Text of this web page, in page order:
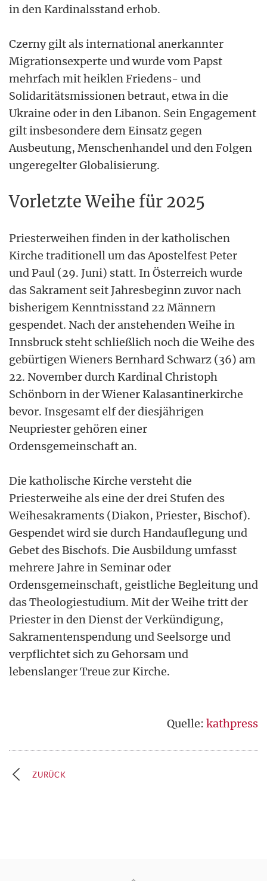
in den Kardinalsstand erhob.
Czerny gilt als international anerkannter
Migrationsexperte und wurde vom Papst
mehrfach mit heiklen Friedens- und
Solidaritätsmissionen betraut, etwa in die
Ukraine oder in den Libanon. Sein Engagement
gilt insbesondere dem Einsatz gegen
Ausbeutung, Menschenhandel und den Folgen
ungeregelter Globalisierung.
Vorletzte Weihe für 2025
Priesterweihen finden in der katholischen
Kirche traditionell um das Apostelfest Peter
und Paul (29. Juni) statt. In Österreich wurde
das Sakrament seit Jahresbeginn zuvor nach
bisherigem Kenntnisstand 22 Männern
gespendet. Nach der anstehenden Weihe in
Innsbruck steht schließlich noch die Weihe des
gebürtigen Wieners Bernhard Schwarz (36) am
22. November durch Kardinal Christoph
Schönborn in der Wiener Kalasantinerkirche
bevor. Insgesamt elf der diesjährigen
Neupriester gehören einer
Ordensgemeinschaft an.
Die katholische Kirche versteht die
Priesterweihe als eine der drei Stufen des
Weihesakraments (Diakon, Priester, Bischof).
Gespendet wird sie durch Handauflegung und
Gebet des Bischofs. Die Ausbildung umfasst
mehrere Jahre in Seminar oder
Ordensgemeinschaft, geistliche Begleitung und
das Theologiestudium. Mit der Weihe tritt der
Priester in den Dienst der Verkündigung,
Sakramentenspendung und Seelsorge und
verpflichtet sich zu Gehorsam und
lebenslanger Treue zur Kirche.
Quelle: kathpress
ZURÜCK